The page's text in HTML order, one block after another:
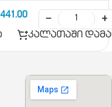
441.00 −
+
კალათაში